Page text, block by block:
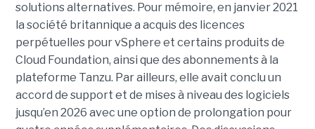
solutions alternatives. Pour mémoire, en janvier 2021
la société britannique a acquis des licences
perpétuelles pour vSphere et certains produits de
Cloud Foundation, ainsi que des abonnements à la
plateforme Tanzu. Par ailleurs, elle avait conclu un
accord de support et de mises à niveau des logiciels
jusqu’en 2026 avec une option de prolongation pour